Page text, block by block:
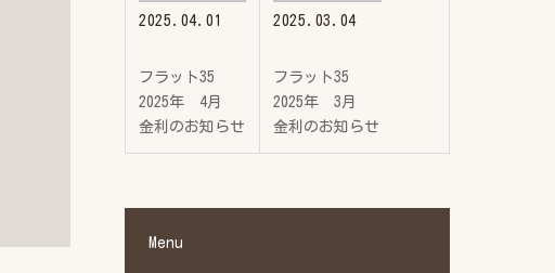
2025.04.01
フラット35
2025年 4月
金利のお知らせ
2025.03.04
フラット35
2025年 3月
金利のお知らせ
Menu